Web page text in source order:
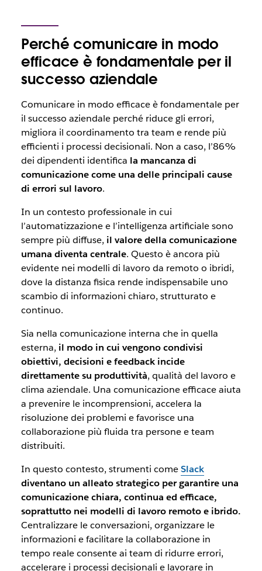
Perché comunicare in modo
efficace è fondamentale per il
successo aziendale
Comunicare in modo efficace è fondamentale per
il successo aziendale perché riduce gli errori,
migliora il coordinamento tra team e rende più
efficienti i processi decisionali. Non a caso, l’86%
dei dipendenti identifica la mancanza di
comunicazione come una delle principali cause
di errori sul lavoro.
In un contesto professionale in cui
l’automatizzazione e l’intelligenza artificiale sono
sempre più diffuse, il valore della comunicazione
umana diventa centrale. Questo è ancora più
evidente nei modelli di lavoro da remoto o ibridi,
dove la distanza fisica rende indispensabile uno
scambio di informazioni chiaro, strutturato e
continuo.
Sia nella comunicazione interna che in quella
esterna, il modo in cui vengono condivisi
obiettivi, decisioni e feedback incide
direttamente su produttività, qualità del lavoro e
clima aziendale. Una comunicazione efficace aiuta
a prevenire le incomprensioni, accelera la
risoluzione dei problemi e favorisce una
collaborazione più fluida tra persone e team
distribuiti.
In questo contesto, strumenti comeSlack
diventano un alleato strategico per garantire una
comunicazione chiara, continua ed efficace,
soprattutto nei modelli di lavoro remoto e ibrido.
Centralizzare le conversazioni, organizzare le
informazioni e facilitare la collaborazione in
tempo reale consente ai team di ridurre errori,
accelerare i processi decisionali e lavorare in